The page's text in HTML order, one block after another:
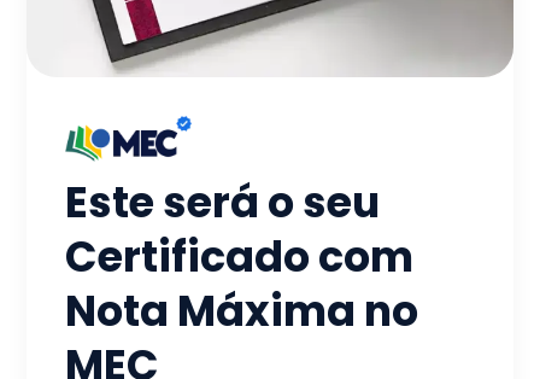
Este será o seu
Certificado com
Nota Máxima no
MEC